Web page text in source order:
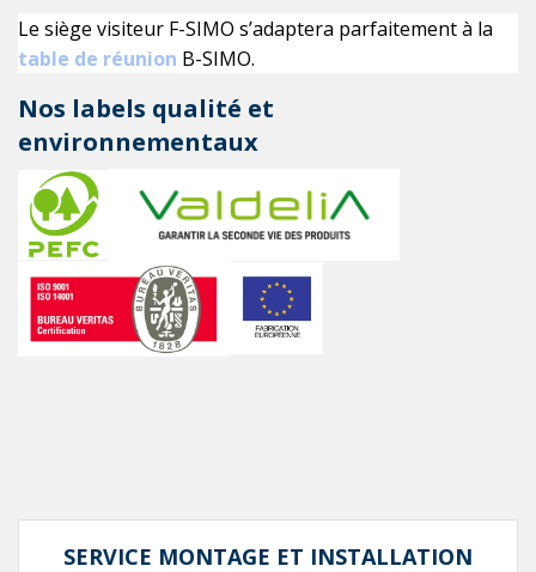
table de réunion B-SIMO.
Nos labels qualité et
environnementaux
SERVICE MONTAGE ET INSTALLATION